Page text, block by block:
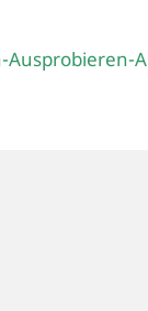
Ausprobieren-